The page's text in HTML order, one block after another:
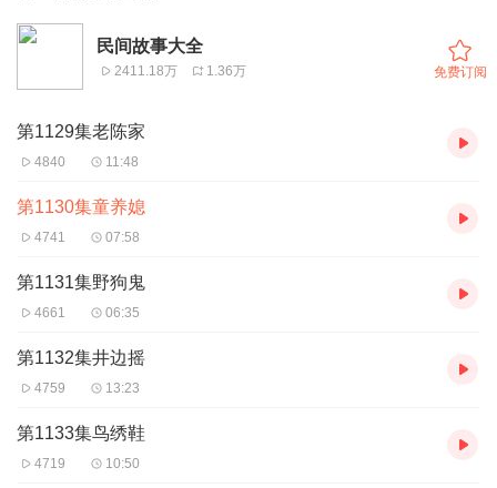
民间故事大全
2411.18万 1.36万 免费订阅
第1129集老陈家
4840 11:48
第1130集童养媳
4741 07:58
第1131集野狗鬼
4661 06:35
第1132集井边摇
4759 13:23
第1133集鸟绣鞋
4719 10:50